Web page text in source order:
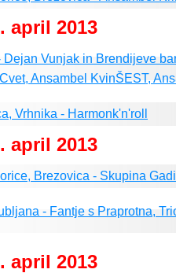
april 2013
Dejan Vunjak in Brendijeve
Ansambel KvinŠEST,
Vrhnika - Harmonk'n'roll
april 2013
Brezovica - Skupina Gadi
- Fantje s Praprotna,
april 2013